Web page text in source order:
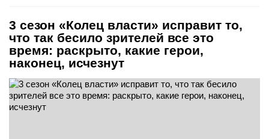
3 сезон «Колец власти» исправит то,
что так бесило зрителей все это
время: раскрыто, какие герои,
наконец, исчезнут